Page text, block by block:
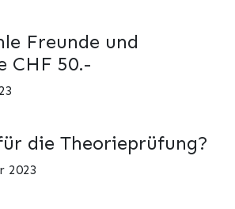
Freunde und
CHF 50.-
die Theorieprüfung?
2023